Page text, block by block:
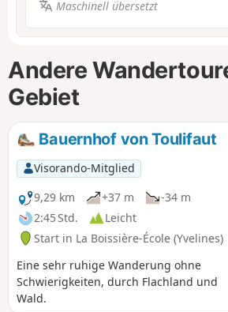
Maschinell übersetzt
Andere
Gebiet
Bauernhof von Toulifaut
Visorando-Mitglied
9,29 km
+37 m
-34 m
2:45 Std.
Leicht
Start in La Boissière-École (Yvelines)
Eine sehr ruhige Wanderung ohne
Schwierigkeiten, durch Flachland und
Wald.